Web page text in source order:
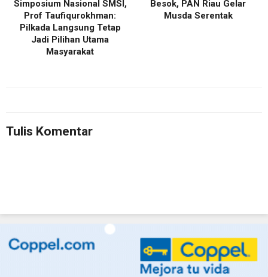
Simposium Nasional SMSI,
Prof Taufiqurokhman:
Pilkada Langsung Tetap
Jadi Pilihan Utama
Masyarakat
Besok, PAN Riau Gelar
Musda Serentak
Tulis Komentar